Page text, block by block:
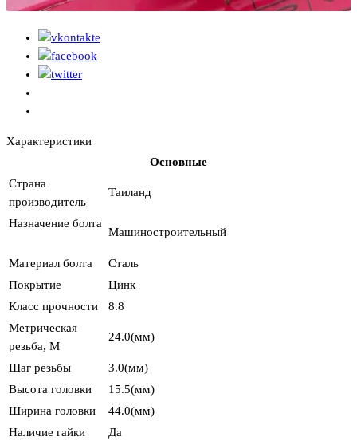
Характеристики
Основные
Страна
производитель
Таиланд
Назначение болта
Машиностроительный
Материал болта
Сталь
Покрытие
Цинк
Класс прочности
8.8
Метрическая
резьба, М
24.0(мм)
Шаг резьбы
3.0(мм)
Высота головки
15.5(мм)
Ширина головки
44.0(мм)
Наличие гайки
Да